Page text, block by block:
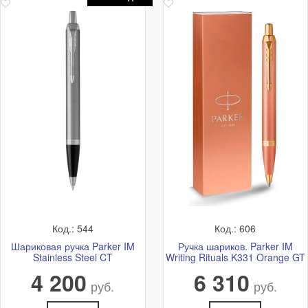
Код.: 544
Шариковая ручка Parker IM
Stainless Steel CT
4 200 руб.
Код.: 606
Ручка шариков. Parker IM
Writing Rituals K331 Orange GT
6 310 руб.